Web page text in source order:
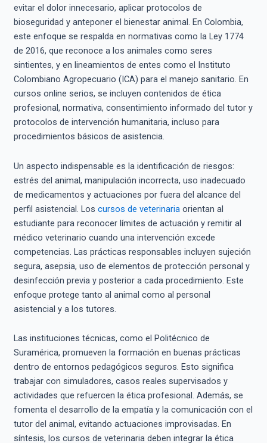
evitar el dolor innecesario, aplicar protocolos de
bioseguridad y anteponer el bienestar animal. En Colombia,
este enfoque se respalda en normativas como la Ley 1774
de 2016, que reconoce a los animales como seres
sintientes, y en lineamientos de entes como el Instituto
Colombiano Agropecuario (ICA) para el manejo sanitario. En
cursos online serios, se incluyen contenidos de ética
profesional, normativa, consentimiento informado del tutor y
protocolos de intervención humanitaria, incluso para
procedimientos básicos de asistencia.
Un aspecto indispensable es la identificación de riesgos:
estrés del animal, manipulación incorrecta, uso inadecuado
de medicamentos y actuaciones por fuera del alcance del
perfil asistencial. Los cursos de veterinariaorientan al
estudiante para reconocer límites de actuación y remitir al
médico veterinario cuando una intervención excede
competencias. Las prácticas responsables incluyen sujeción
segura, asepsia, uso de elementos de protección personal y
desinfección previa y posterior a cada procedimiento. Este
enfoque protege tanto al animal como al personal
asistencial y a los tutores.
Las instituciones técnicas, como el Politécnico de
Suramérica, promueven la formación en buenas prácticas
dentro de entornos pedagógicos seguros. Esto significa
trabajar con simuladores, casos reales supervisados y
actividades que refuercen la ética profesional. Además, se
fomenta el desarrollo de la empatía y la comunicación con el
tutor del animal, evitando actuaciones improvisadas. En
síntesis, los cursos de veterinaria deben integrar la ética